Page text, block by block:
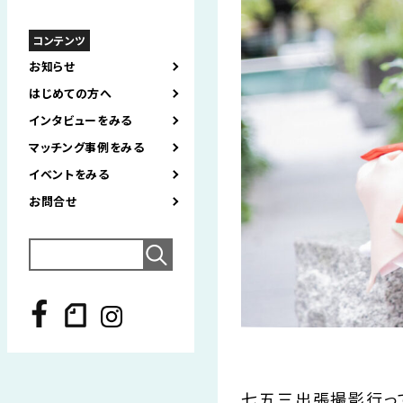
コンテンツ
お知らせ
はじめての方へ
インタビューをみる
マッチング事例をみる
イベントをみる
お問合せ
for: